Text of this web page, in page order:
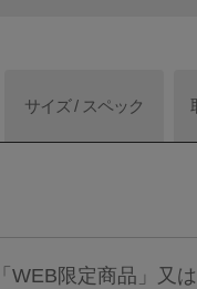
サイズ / スペック
WEB限定商品」又